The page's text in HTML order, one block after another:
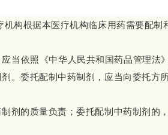
机构根据本医疗机构临床用药需要配
当依照《中华人民共和国药品管理
。委托配制中药制剂，应当向委托
剂的质量负责；委托配制中药制剂